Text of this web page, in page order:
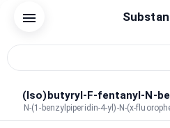
Zurücksetzen Gemeinsam
Sortierreihenfolge
Spitzendauer:∞
(Iso)butyryl-F-fentanyl-N-
N-(1-benzylpiperidin-4-yl)-N-(x-